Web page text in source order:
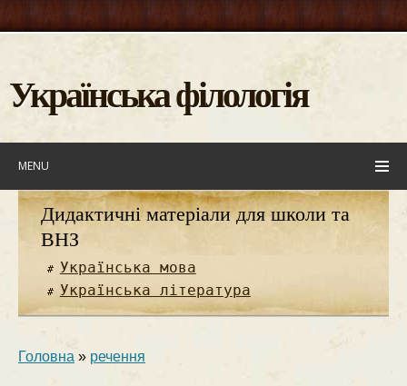
Українська філологія
MENU
Дидактичні матеріали для школи та
ВНЗ
Українська мова
Українська література
Головна » речення